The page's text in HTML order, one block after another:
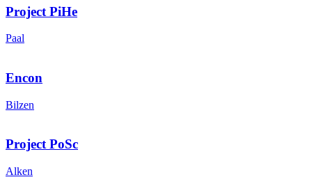
Project PiHe
Paal
Encon
Bilzen
Project PoSc
Alken